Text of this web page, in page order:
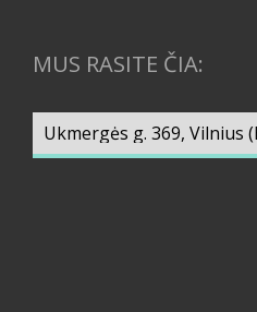
MUS RASITE ČIA: